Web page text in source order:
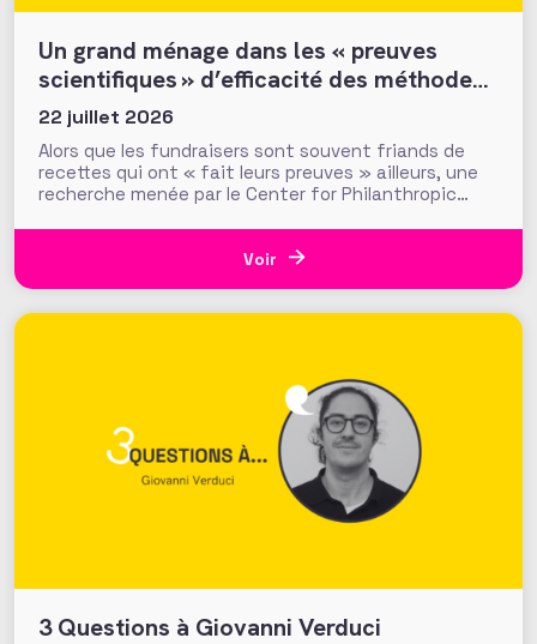
Un grand ménage dans les « preuves
scientifiques » d’efficacité des méthodes
et tactiques de collecte…
22 juillet 2026
Alors que les fundraisers sont souvent friands de
recettes qui ont « fait leurs preuves » ailleurs, une
recherche menée par le Center for Philanthropic
question cruciale : la recherche académique sur la
générosité apporte-t-elle des preuves solides pour
Voir
3 Questions à Giovanni Verduci